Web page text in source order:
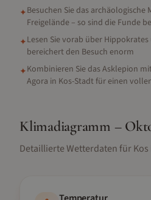
✦Besuchen Sie das archäologische
Freigelände – so sind die Funde
✦Lesen Sie vorab über
bereichert den Besuch enorm
✦Kombinieren Sie das Asklepion
Agora in Kos-Stadt für einen
Klimadiagramm –
Detaillierte Wetterdaten fürKos